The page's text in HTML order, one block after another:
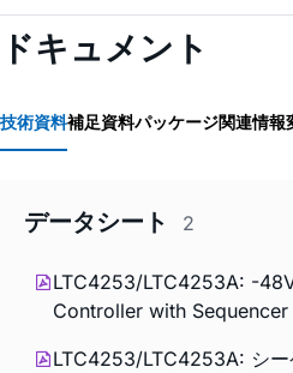
ドキュメント
技術資料補足資料パッケージ関連情報
データシート 2
LTC4253/LTC4253A: -
Controller with Sequencer
LTC4253/LTC4253A: シー